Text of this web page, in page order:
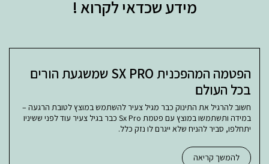
מידע שכדאי לקרוא !
הפטמה המהפכנית SX PRO שמשגעת הורים
בכל העולם
חשוב להרגיל את התינוק כבר מגיל צעיר להשתמש במוצץ לטובת הרגעה –
במידה ותשתמשו במוצץ עם פטמת Sx Pro כבר בגיל צעיר עוד לפני ששיניו
יתחלפו, סביר להניח שלא ייגרם לו נזק כלל.
להמשך קריאה